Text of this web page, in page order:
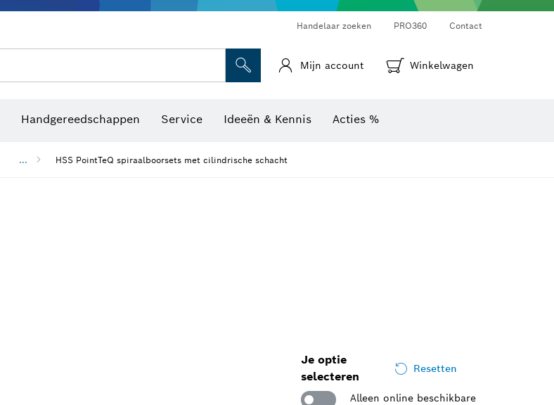
Handelaar zoeken PRO360 Contact
Mijn account Winkelwagen
Handgereedschappen Service Ideeën & Kennis Acties %
... HSS PointTeQ spiraalboorsets met cilindrische schacht
Je optie
selecteren
Resetten
Alleen online beschikbare